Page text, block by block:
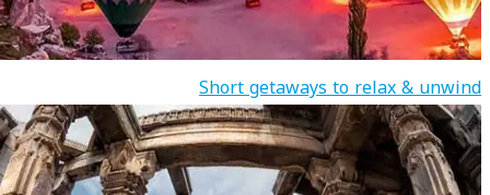
Short getaways to relax & unwind